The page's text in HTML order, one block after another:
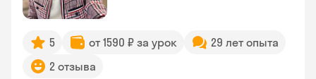
5 от 1590 ₽ за урок
29 лет опыта
2 отзыва